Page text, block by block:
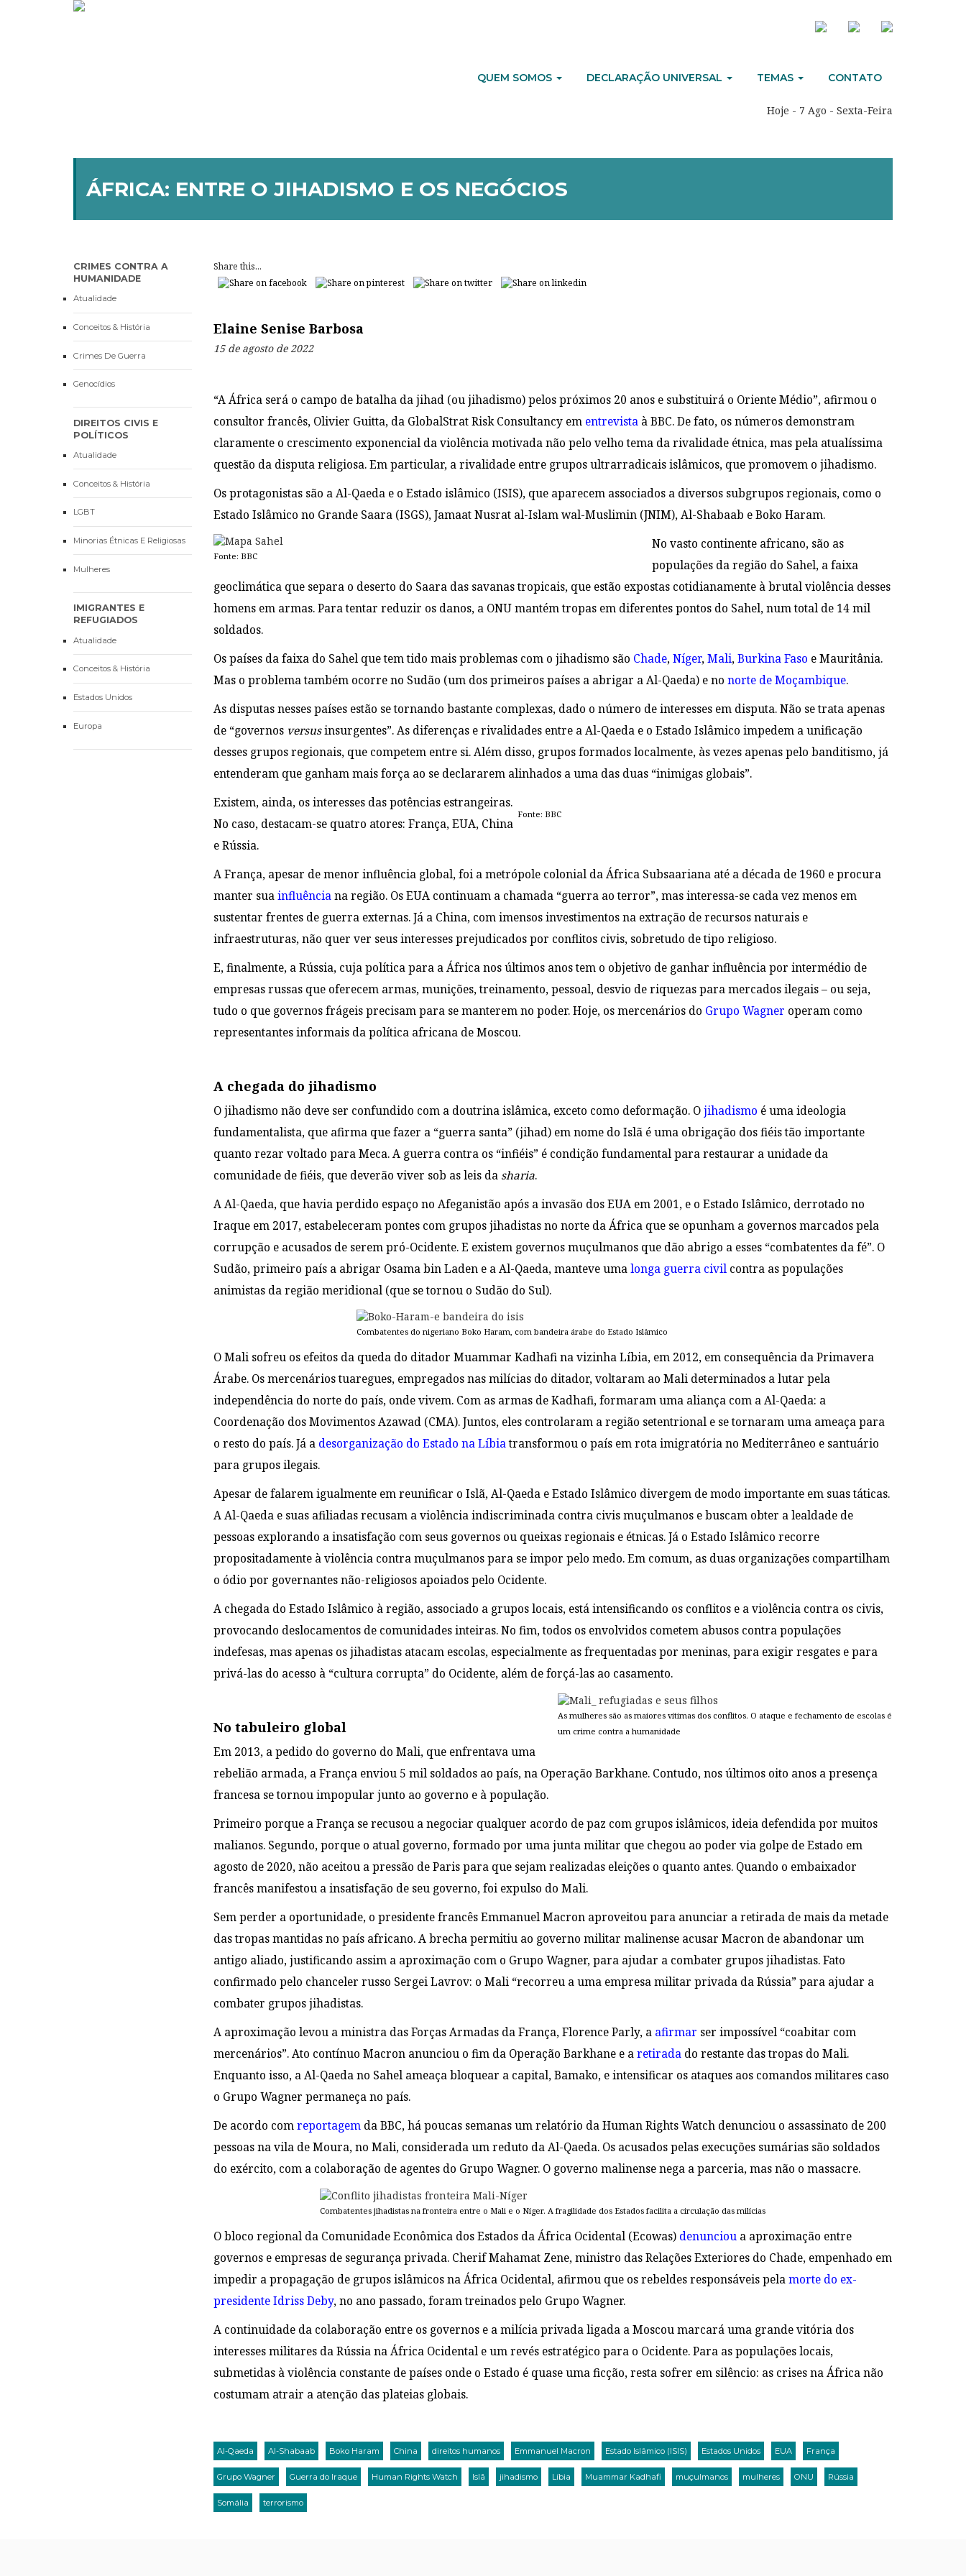
QUEM SOMOS DECLARAÇÃO UNIVERSAL TEMAS CONTATO
Hoje - 7 Ago - Sexta-Feira
ÁFRICA: ENTRE O JIHADISMO E OS NEGÓCIOS
CRIMES CONTRA A
HUMANIDADE
Atualidade
Conceitos & História
Crimes De Guerra
Genocídios
DIREITOS CIVIS E
POLÍTICOS
Atualidade
Conceitos & História
LGBT
Minorias Étnicas E Religiosas
Mulheres
IMIGRANTES E
REFUGIADOS
Atualidade
Conceitos & História
Estados Unidos
Europa
Share this...
Elaine Senise Barbosa
15 de agosto de 2022
“A África será o campo de batalha da jihad (ou jihadismo) pelos próximos 20 anos e substituirá o Oriente Médio”, afirmou o
consultor francês, Olivier Guitta, da GlobalStrat Risk Consultancy em entrevista à BBC.De fato, os números demonstram
claramente o crescimento exponencial da violência motivada não pelo velho tema da rivalidade étnica, mas pela atualíssima
questão da disputa religiosa. Em particular, a rivalidade entre grupos ultrarradicais islâmicos, que promovem o jihadismo.
Os protagonistas são a Al-Qaeda e o Estado islâmico (ISIS), que aparecem associados a diversos subgrupos regionais, como o
Estado Islâmico no Grande Saara (ISGS), Jamaat Nusrat al-Islam wal-Muslimin (JNIM), Al-Shabaab e Boko Haram.
Fonte: BBC
No vasto continente africano, são as
populações da região do Sahel, a faixa
geoclimática que separa o deserto do Saara das savanas tropicais, que estão expostas cotidianamente à brutal violência desses
homens em armas. Para tentar reduzir os danos, a ONU mantém tropas em diferentes pontos do Sahel, num total de 14 mil
soldados.
Os países da faixa do Sahel que tem tido mais problemas com o jihadismo são Chade,Níger,Mali,Burkina Faso e Mauritânia.
Mas o problema também ocorre no Sudão (um dos primeiros países a abrigar a Al-Qaeda) e no norte de Moçambique.
As disputas nesses países estão se tornando bastante complexas, dado o número de interesses em disputa. Não se trata apenas
de “governos versusinsurgentes”. As diferenças e rivalidades entre a Al-Qaeda e o Estado Islâmico impedem a unificação
desses grupos regionais, que competem entre si. Além disso, grupos formados localmente, às vezes apenas pelo banditismo, já
entenderam que ganham mais força ao se declararem alinhados a uma das duas “inimigas globais”.
Fonte: BBC
Existem, ainda, os interesses das potências estrangeiras.
No caso, destacam-se quatro atores: França, EUA, China
e Rússia.
A França, apesar de menor influência global, foi a metrópole colonial da África Subsaariana até a década de 1960 e procura
manter suainfluênciana região. Os EUA continuam a chamada “guerra ao terror”, mas interessa-se cada vez menos em
sustentar frentes de guerra externas.Já a China, com imensos investimentos na extração de recursos naturais e
infraestruturas, não quer ver seus interesses prejudicados por conflitos civis, sobretudo de tipo religioso.
E, finalmente, a Rússia, cuja política para a África nos últimos anos tem o objetivo de ganhar influência por intermédio de
empresas russas que oferecem armas, munições, treinamento, pessoal, desvio de riquezas para mercados ilegais – ou seja,
tudo o que governos frágeis precisam para se manterem no poder. Hoje, os mercenários do Grupo Wagner operam como
representantes informais da política africana de Moscou.
A chegada do jihadismo
O jihadismo não deve ser confundido com a doutrina islâmica, exceto como deformação. Ojihadismo é uma ideologia
fundamentalista, que afirma que fazer a “guerra santa” (jihad) em nome do Islã é uma obrigação dos fiéis tão importante
quanto rezar voltado para Meca. A guerra contra os “infiéis” é condição fundamental para restaurar a unidade da
comunidade de fiéis, que deverão viver sob as leis da sharia.
A Al-Qaeda, que havia perdido espaço no Afeganistão após a invasão dos EUA em 2001, e o Estado Islâmico, derrotado no
Iraque em 2017, estabeleceram pontes com grupos jihadistas no norte da África que se opunham a governos marcados pela
corrupção e acusados de serem pró-Ocidente. E existem governos muçulmanos que dão abrigo a esses “combatentes da fé”. O
Sudão, primeiro país a abrigar Osama bin Laden e a Al-Qaeda, manteve umalonga guerra civil contra as populações
animistas da região meridional (que se tornou o Sudão do Sul).
Combatentes do nigeriano Boko Haram, com bandeira árabe do Estado Islâmico
O Mali sofreu os efeitos da queda do ditador Muammar Kadhafi na vizinha Líbia, em 2012, em consequência da Primavera
Árabe. Os mercenários tuaregues, empregados nas milícias do ditador, voltaram ao Mali determinados a lutar pela
independência do norte do país, onde vivem. Com as armas de Kadhafi, formaram uma aliança com a Al-Qaeda: a
Coordenação dos Movimentos Azawad (CMA). Juntos, eles controlaram a região setentrional e se tornaram uma ameaça para
o resto do país. Já a desorganização do Estado na Líbiatransformou o país em rota imigratória no Mediterrâneo e santuário
para grupos ilegais.
Apesar de falarem igualmente em reunificar o Islã, Al-Qaeda e Estado Islâmico divergem de modo importante em suas táticas.
A Al-Qaeda e suas afiliadas recusam a violência indiscriminada contra civis muçulmanos e buscam obter a lealdade de
pessoas explorando a insatisfação com seus governos ou queixas regionais e étnicas. Já o Estado Islâmico recorre
propositadamente à violência contra muçulmanos para se impor pelo medo. Em comum, as duas organizações compartilham
o ódio por governantes não-religiosos apoiados pelo Ocidente.
A chegada do Estado Islâmico à região, associado a grupos locais, está intensificando os conflitos e a violência contra os civis,
provocando deslocamentos de comunidades inteiras. No fim, todos os envolvidos cometem abusos contra populações
indefesas, mas apenas os jihadistas atacam escolas, especialmente as frequentadas por meninas, para exigir resgates e para
privá-las do acesso à “cultura corrupta” do Ocidente, além de forçá-las ao casamento.
As mulheres são as maiores vítimas dos conflitos. O ataque e fechamento de escolas é
um crime contra a humanidade
No tabuleiro global
Em 2013, a pedido do governo do Mali, que enfrentava uma
rebelião armada, a França enviou 5 mil soldados ao país, na Operação Barkhane. Contudo, nos últimos oito anos a presença
francesa se tornou impopular junto ao governo e à população.
Primeiro porque a França se recusou a negociar qualquer acordo de paz com grupos islâmicos, ideia defendida por muitos
malianos. Segundo, porque o atual governo, formado por uma junta militar que chegou ao poder via golpe de Estado em
agosto de 2020, não aceitou a pressão de Paris para que sejam realizadas eleições o quanto antes. Quando o embaixador
francês manifestou a insatisfação de seu governo, foi expulso do Mali.
Sem perder a oportunidade, o presidente francês Emmanuel Macron aproveitou para anunciar a retirada de mais da metade
das tropas mantidas no país africano. A brecha permitiu ao governo militar malinense acusar Macron de abandonar um
antigo aliado, justificando assim a aproximação com o Grupo Wagner, para ajudar a combater grupos jihadistas. Fato
confirmado pelo chanceler russo Sergei Lavrov: o Mali “recorreu a uma empresa militar privada da Rússia” para ajudar a
combater grupos jihadistas.
A aproximação levou a ministra das Forças Armadas da França, Florence Parly, a afirmar ser impossível “coabitar com
mercenários”. Ato contínuo Macron anunciou o fim da Operação Barkhane e aretirada do restante das tropas do Mali.
Enquanto isso, a Al-Qaeda no Sahel ameaça bloquear a capital, Bamako, e intensificar os ataques aos comandos militares caso
o Grupo Wagner permaneça no país.
De acordo comreportagem da BBC, há poucas semanas um relatório da Human Rights Watch denunciou o assassinato de 200
pessoas na vila de Moura, no Mali, considerada um reduto da Al-Qaeda. Os acusados pelas execuções sumárias são soldados
do exército, com a colaboração de agentes do Grupo Wagner. O governo malinense nega a parceria, mas não o massacre.
Combatentes jihadistas na fronteira entre o Mali e o Níger. A fragilidade dos Estados facilita a circulação das milícias
O bloco regional da Comunidade Econômica dos Estados da África Ocidental (Ecowas) denunciou a aproximação entre
governos e empresas de segurança privada. Cherif Mahamat Zene, ministro das Relações Exteriores do Chade, empenhado em
impedir a propagação de grupos islâmicos na África Ocidental, afirmou que os rebeldes responsáveis pelamorte do ex-
presidente Idriss Deby, no ano passado, foram treinados pelo Grupo Wagner.
A continuidade da colaboração entre os governos e a milícia privada ligada a Moscou marcará uma grande vitória dos
interesses militares da Rússia na África Ocidental e um revés estratégico para o Ocidente. Para as populações locais,
submetidas à violência constante de países onde o Estado é quase uma ficção, resta sofrer em silêncio: as crises na África não
costumam atrair a atenção das plateias globais.
Al-Qaeda Al-Shabaab Boko Haram China direitos humanos Emmanuel Macron Estado Islâmico (ISIS) Estados Unidos EUA França
Grupo Wagner Guerra do Iraque Human Rights Watch Islã jihadismo Líbia Muammar Kadhafi muçulmanos mulheres ONU Rússia
Somália terrorismo